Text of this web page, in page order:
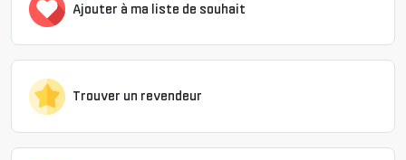
Ajouter à ma liste de souhait
Trouver un revendeur